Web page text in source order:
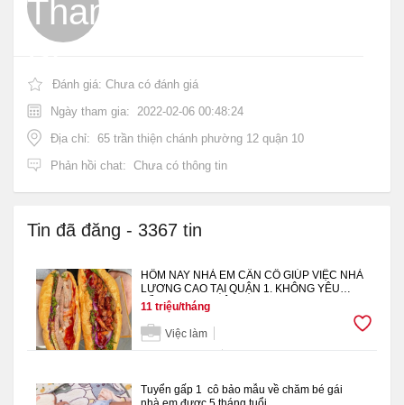
Đánh giá: Chưa có đánh giá
Ngày tham gia: 2022-02-06 00:48:24
Địa chỉ: 65 trần thiện chánh phường 12 quận 10
Phản hồi chat: Chưa có thông tin
Tin đã đăng - 3367 tin
HÔM NAY NHÀ EM CẦN CÔ GIÚP VIỆC NHÀ
LƯƠNG CAO TẠI QUẬN 1. KHÔNG YÊU
CẦU KINH NGHIỆM
11 triệu/tháng
Việc làm
Tuyển gấp 1 cô bảo mẫu về chăm bé gái